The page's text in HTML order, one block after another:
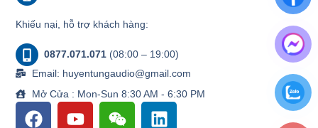
Khiếu nại, hỗ trợ khách hàng:
0877.071.071 (08:00 – 19:00)
Email: huyentungaudio@gmail.com
Mở Cửa : Mon-Sun 8:30 AM - 6:30 PM